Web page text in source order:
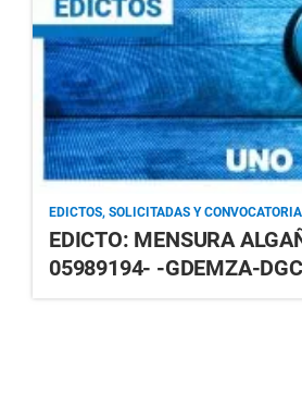
EDICTOS, SOLICITADAS Y
EDICTO: MENSURA
05989194- -GDEMZA-